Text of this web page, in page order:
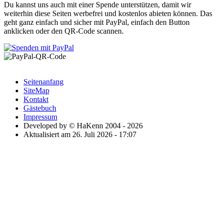
Du kannst uns auch mit einer Spende unterstützen, damit wir
weiterhin diese Seiten werbefrei und kostenlos abieten können. Das
geht ganz einfach und sicher mit PayPal, einfach den Button
anklicken oder den QR-Code scannen.
Seitenanfang
SiteMap
Kontakt
Gästebuch
Impressum
Developed by © HaKenn 2004 - 2026
Aktualisiert am 26. Juli 2026 - 17:07